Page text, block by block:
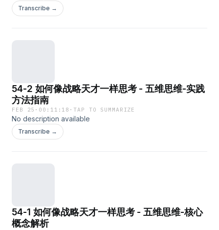
Transcribe →
54-2 如何像战略天才一样思考 - 五维思维-实践
方法指南
FEB 25 · 00:11:18 ·TAP TO SUMMARIZE
No description available
Transcribe →
54-1 如何像战略天才一样思考 - 五维思维-核心
概念解析